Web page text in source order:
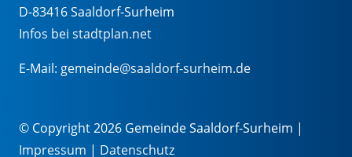
D-83416 Saaldorf-Surheim
Infos bei stadtplan.net
E-Mail: gemeinde@saaldorf-surheim.de
© Copyright 2026 Gemeinde Saaldorf-Surheim |
Impressum | Datenschutz